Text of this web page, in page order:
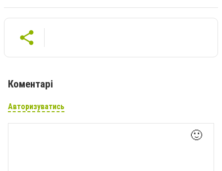
Коментарі
Авторизуватись
🙂